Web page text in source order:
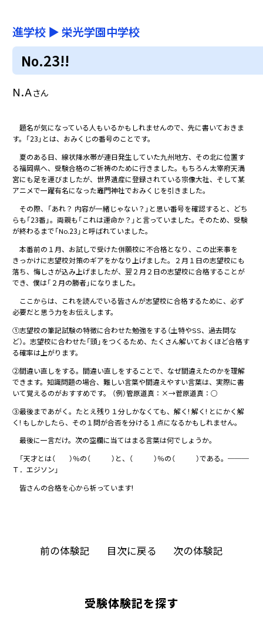
受験体験記を探す
進学校 ▶栄光学園中学校
No.23!!
N.Aさん
題名が気になっている人もいるかもしれませんので、先に書いておきま
す。「23」とは、おみくじの番号のことです。
夏のある日、線状降水帯が連日発生していた九州地方、その北に位置す
る福岡県へ、受験合格のご祈祷のために行きました。もちろん太宰府天満
宮にも足を運びましたが、世界遺産に登録されている宗像大社、そして某
アニメで一躍有名になった竈門神社でおみくじを引きました。
その際、「あれ？ 内容が一緒じゃない？」と思い番号を確認すると、どち
らも「23番」。両親も「これは運命か？」と言っていました。そのため、受験
が終わるまで「No.23」と呼ばれていました。
本番前の１月、お試しで受けた併願校に不合格となり、この出来事を
きっかけに志望校対策のギアをかなり上げました。２月１日の志望校にも
落ち、悔しさが込み上げましたが、翌２月２日の志望校に合格することが
でき、僕は「２月の勝者」になりました。
ここからは、これを読んでいる皆さんが志望校に合格するために、必ず
必要だと思う力をお伝えします。
①志望校の筆記試験の特徴に合わせた勉強をする（土特やSS、過去問な
ど）。志望校に合わせた「頭」をつくるため、たくさん解いておくほど合格す
る確率は上がります。
②間違い直しをする。間違い直しをすることで、なぜ間違えたのかを理解
できます。知識問題の場合、難しい言葉や間違えやすい言葉は、実際に書
いて覚えるのがおすすめです。 （例）管原道真：×→菅原道真：○
③最後まであがく。たとえ残り１分しかなくても、解く! 解く! とにかく解
く! もしかしたら、その１問が合否を分ける１点になるかもしれません。
最後に一言だけ。次の空欄に当てはまる言葉は何でしょうか。
「天才とは（ ）％の（ ）と、（ ）％の（ ）である。───
Ｔ．エジソン」
皆さんの合格を心から祈っています!
前の体験記 目次に戻る 次の体験記